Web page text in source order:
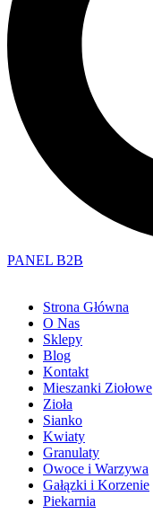
PANEL B2B
Strona Główna
O Nas
Sklepy
Blog
Kontakt
Mieszanki Ziołowe
Zioła
Sianko
Kwiaty
Granulaty
Owoce i Warzywa
Gałązki i Korzenie
Piekarnia